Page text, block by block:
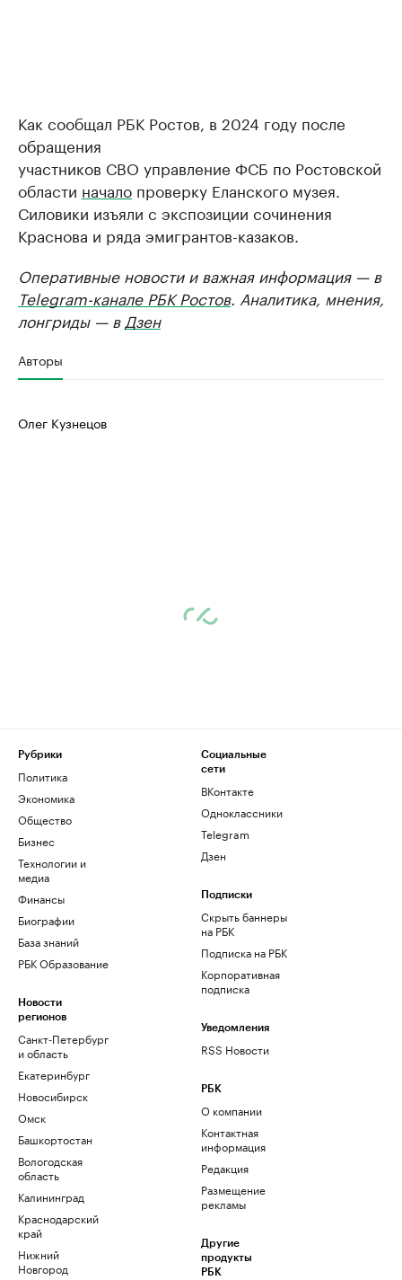
Как сообщал РБК Ростов, в 2024 году после
обращения
участников СВО управление ФСБ по Ростовской
области начало проверку Еланского музея.
Силовики изъяли с экспозиции сочинения
Краснова и ряда эмигрантов-казаков.
Оперативные новости и важная информация — в
Telegram-канале РБК Ростов. Аналитика, мнения,
лонгриды — в Дзен
Авторы
Олег Кузнецов
Рубрики
Политика
Экономика
Общество
Бизнес
Технологии и
медиа
Финансы
Биографии
База знаний
РБК Образование
Новости
регионов
Санкт-Петербург
и область
Екатеринбург
Новосибирск
Омск
Башкортостан
Вологодская
область
Калининград
Краснодарский
край
Нижний
Новгород
Социальные
сети
ВКонтакте
Одноклассники
Telegram
Дзен
Подписки
Скрыть баннеры
на РБК
Подписка на РБК
Корпоративная
подписка
Уведомления
RSS Новости
РБК
О компании
Контактная
информация
Редакция
Размещение
рекламы
Другие
продукты
РБК